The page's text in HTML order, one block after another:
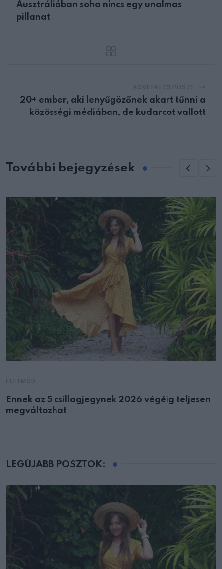
Ausztráliában soha nincs egy unalmas
pillanat
20+ ember, aki lenyűgözőnek akart tűnni a
közösségi médiában, de kudarcot vallott
További bejegyzések
Ennek az 5 csillagjegynek 2026 végéig teljesen
megváltozhat
LEGÚJABB POSZTOK: